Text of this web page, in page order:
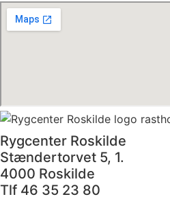
Rygcenter Roskilde
Stændertorvet 5, 1.
4000 Roskilde
Tlf 46 35 23 80